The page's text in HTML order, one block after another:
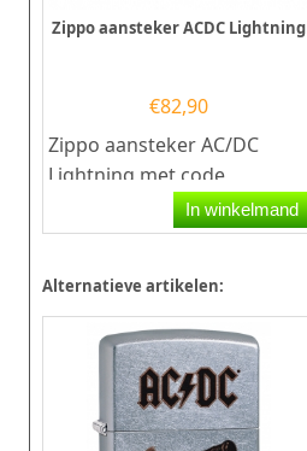
Zippo aansteker ACDC Lightning
€82,90
Zippo aansteker AC/DC
Lightning met code
60.004.731. Een Zippo
aansteker is een
In winkelmand
Alternatieve artikelen: